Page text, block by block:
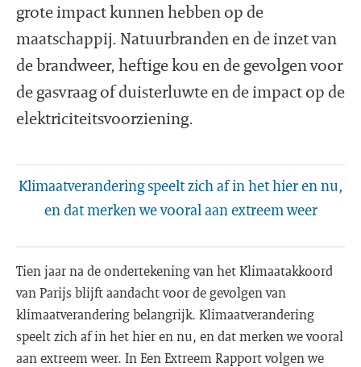
grote impact kunnen hebben op de
maatschappij. Natuurbranden en de inzet van
de brandweer, heftige kou en de gevolgen voor
de gasvraag of duisterluwte en de impact op de
elektriciteitsvoorziening.
Klimaatverandering speelt zich af in het hier en nu,
en dat merken we vooral aan extreem weer
Tien jaar na de ondertekening van het Klimaatakkoord
van Parijs blijft aandacht voor de gevolgen van
klimaatverandering belangrijk. Klimaatverandering
speelt zich af in het hier en nu, en dat merken we vooral
aan extreem weer. In Een Extreem Rapport volgen we